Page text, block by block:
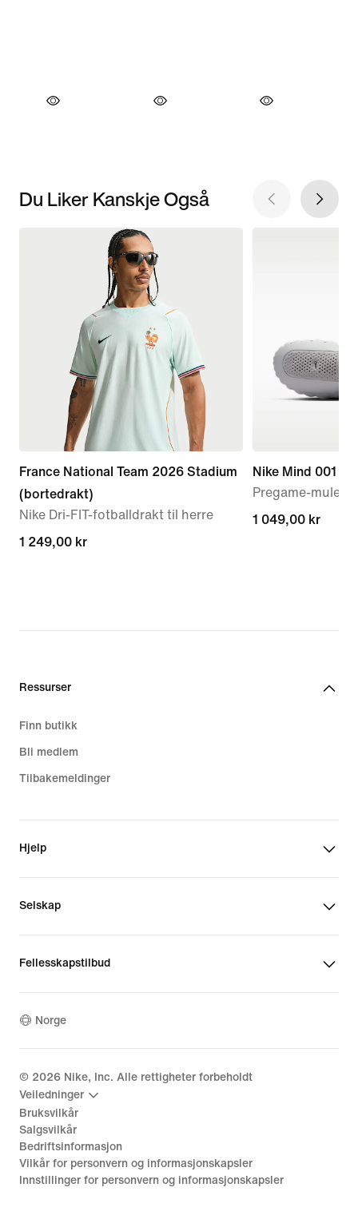
Du Liker Kanskje Også
France National Team 2026 Stadium
(bortedrakt)
Nike Dri-FIT-fotballdrakt til herre
1 249,00 kr
1 249,00 kr
Nike Mind 001
Pregame-mule til
1 049,00 kr
1 049,00 kr
Ressurser
Finn butikk
Bli medlem
Tilbakemeldinger
Hjelp
Selskap
Fellesskapstilbud
Norge
© 2026 Nike, Inc. Alle rettigheter forbeholdt
Veiledninger
Bruksvilkår
Salgsvilkår
Bedriftsinformasjon
Vilkår for personvern og informasjonskapsler
Innstillinger for personvern og informasjonskapsler